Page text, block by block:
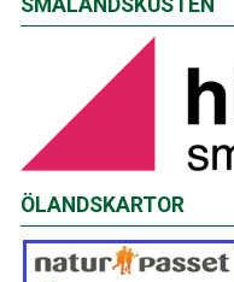
SMÅLANDSKUSTEN
ÖLANDSKARTOR